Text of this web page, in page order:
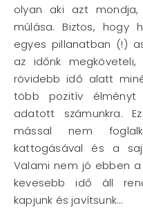
olyan aki azt
múlása. Biztos, hogy
egyes pillanatban (!)
az időnk
rövidebb idő alatt
több pozitív
adatott számunkra.
mással nem
kattogásával és a
Valami nem jó ebben
kevesebb idő áll
kapjunk és javítsunk…